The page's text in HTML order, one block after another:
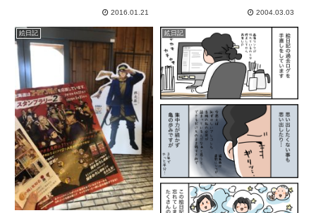
2016.01.21
が、やっぱり鼻下が痛くなる。特
売ティシュ専門だったがなぜ高級
テ...
2004.03.03
絵日記 絵日記